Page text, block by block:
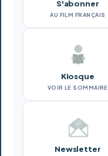
S'abonner
AU FILM FRANÇAIS
Kiosque
VOIR LE SOMMAIRE
Newsletter